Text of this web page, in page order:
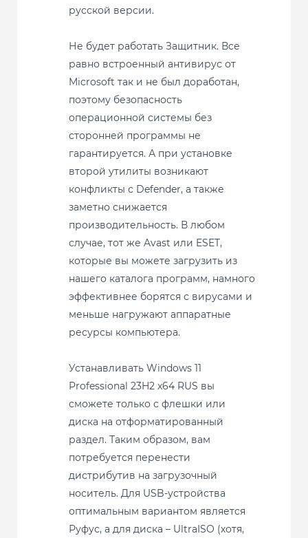
русской версии.
Не будет работать Защитник. Все
равно встроенный антивирус от
Microsoft так и не был доработан,
поэтому безопасность
операционной системы без
сторонней программы не
гарантируется. А при установке
второй утилиты возникают
конфликты с Defender, а также
заметно снижается
производительность. В любом
случае, тот же Avast или ESET,
которые вы можете загрузить из
нашего каталога программ, намного
эффективнее борятся с вирусами и
меньше нагружают аппаратные
ресурсы компьютера.
Устанавливать Windows 11
Professional 23H2 x64 RUS вы
сможете только с флешки или
диска на отформатированный
раздел. Таким образом, вам
потребуется перенести
дистрибутив на загрузочный
носитель. Для USB-устройства
оптимальным вариантом является
Руфус, а для диска – UltraISO (хотя,